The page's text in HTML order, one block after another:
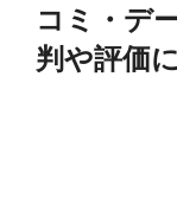
コミ・デ
判や評価